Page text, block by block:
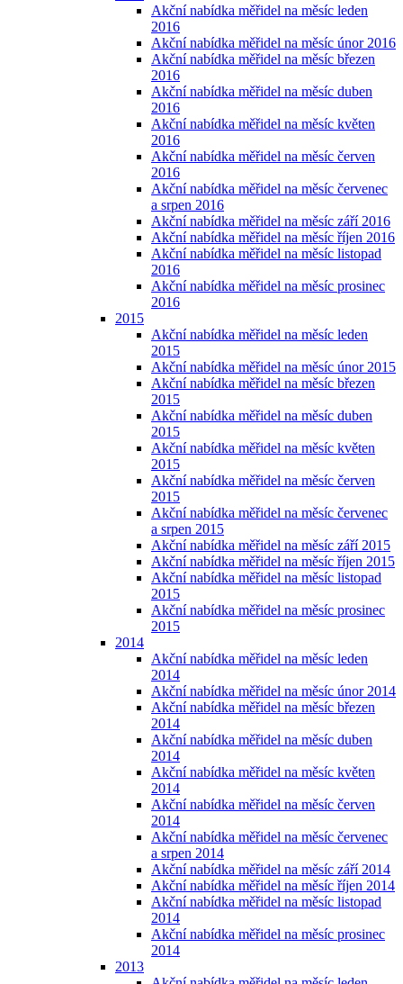
Akční nabídka měřidel na měsíc leden
2016
Akční nabídka měřidel na měsíc únor 2016
Akční nabídka měřidel na měsíc březen
2016
Akční nabídka měřidel na měsíc duben
2016
Akční nabídka měřidel na měsíc květen
2016
Akční nabídka měřidel na měsíc červen
2016
Akční nabídka měřidel na měsíc červenec
a srpen 2016
Akční nabídka měřidel na měsíc září 2016
Akční nabídka měřidel na měsíc říjen 2016
Akční nabídka měřidel na měsíc listopad
2016
Akční nabídka měřidel na měsíc prosinec
2016
2015
Akční nabídka měřidel na měsíc leden
2015
Akční nabídka měřidel na měsíc únor 2015
Akční nabídka měřidel na měsíc březen
2015
Akční nabídka měřidel na měsíc duben
2015
Akční nabídka měřidel na měsíc květen
2015
Akční nabídka měřidel na měsíc červen
2015
Akční nabídka měřidel na měsíc červenec
a srpen 2015
Akční nabídka měřidel na měsíc září 2015
Akční nabídka měřidel na měsíc říjen 2015
Akční nabídka měřidel na měsíc listopad
2015
Akční nabídka měřidel na měsíc prosinec
2015
2014
Akční nabídka měřidel na měsíc leden
2014
Akční nabídka měřidel na měsíc únor 2014
Akční nabídka měřidel na měsíc březen
2014
Akční nabídka měřidel na měsíc duben
2014
Akční nabídka měřidel na měsíc květen
2014
Akční nabídka měřidel na měsíc červen
2014
Akční nabídka měřidel na měsíc červenec
a srpen 2014
Akční nabídka měřidel na měsíc září 2014
Akční nabídka měřidel na měsíc říjen 2014
Akční nabídka měřidel na měsíc listopad
2014
Akční nabídka měřidel na měsíc prosinec
2014
2013